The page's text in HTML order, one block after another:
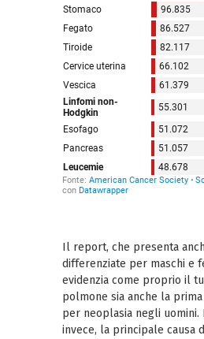
Il report, che presenta
differenziate per maschi e
evidenzia come proprio il
polmone sia anche la
per neoplasia negli uomini.
invece, la principale causa